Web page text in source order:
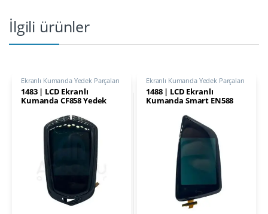
İlgili ürünler
Ekranlı Kumanda Yedek Parçaları
1483 | LCD Ekranlı
Kumanda CF858 Yedek
Ekranlı Kumanda Yedek Parçaları
1488 | LCD Ekranlı
Kumanda Smart EN588